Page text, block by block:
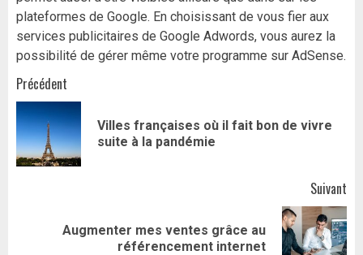
plateformes de Google. En choisissant de vous fier aux
services publicitaires de Google Adwords, vous aurez la
possibilité de gérer même votre programme sur AdSense.
Navigation
d’article
Précédent
Villes françaises où il fait bon de vivre
suite à la pandémie
Suivant
Augmenter mes ventes grâce au
référencement internet